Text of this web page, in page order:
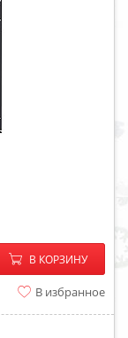
− +
В КОРЗИНУ
В избранное